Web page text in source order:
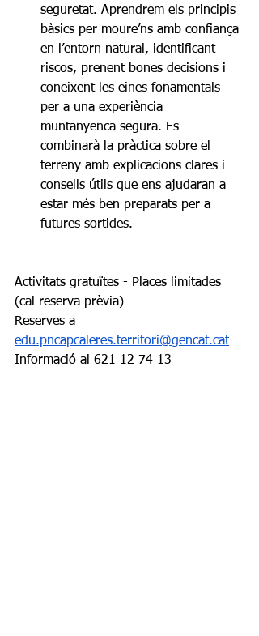
seguretat. Aprendrem els principis
bàsics per moure’ns amb confiança
en l’entorn natural, identificant
riscos, prenent bones decisions i
coneixent les eines fonamentals
per a una experiència
muntanyenca segura. Es
combinarà la pràctica sobre el
terreny amb explicacions clares i
consells útils que ens ajudaran a
estar més ben preparats per a
futures sortides.
Activitats gratuïtes - Places limitades
(cal reserva prèvia)
Reserves a
edu.pncapcaleres.territori@gencat.cat
Informació al 621 12 74 13